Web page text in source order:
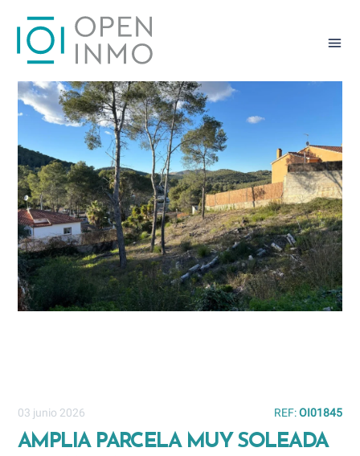
03 junio 2026 REF:OI01845
AMPLIA PARCELA MUY SOLEADA